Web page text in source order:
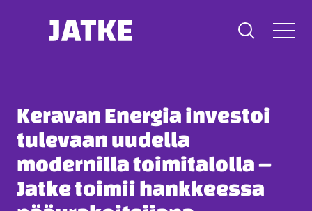
Keravan Energia investoi
tulevaan uudella
modernilla toimitalolla –
Jatke toimii hankkeessa